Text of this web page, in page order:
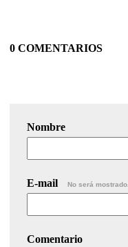
0 COMENTARIOS
Nombre
E-mail No será mostrado.
Comentario